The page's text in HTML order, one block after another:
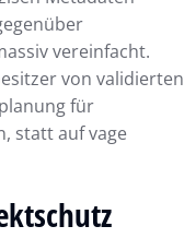
vereinfacht.
von validierten
für
statt auf vage